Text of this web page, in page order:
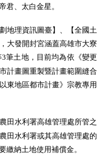
君、太白金星。
地理資訊圖臺】、【全國土
大發開封宮涵蓋高雄市大寮
3筆土地，目前均為依《變更
計畫圖重製暨計畫範圍縫合
東地區都市計畫》宗教專用
田水利署高雄管理處所管之
田水利署或其高雄管理處的
繳納土地使用補償金。